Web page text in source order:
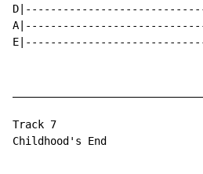
Track 7
Childhood's End